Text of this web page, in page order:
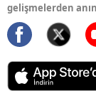
gelişmelerden